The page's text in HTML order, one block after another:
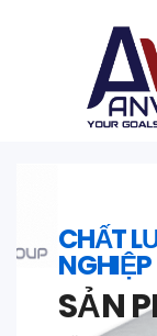
CHẤT
NGHIỆP
SẢN